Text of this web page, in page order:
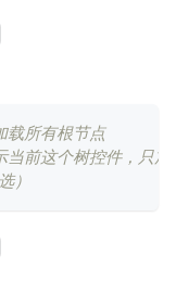
所有根节点
前这个树控件，只加
）